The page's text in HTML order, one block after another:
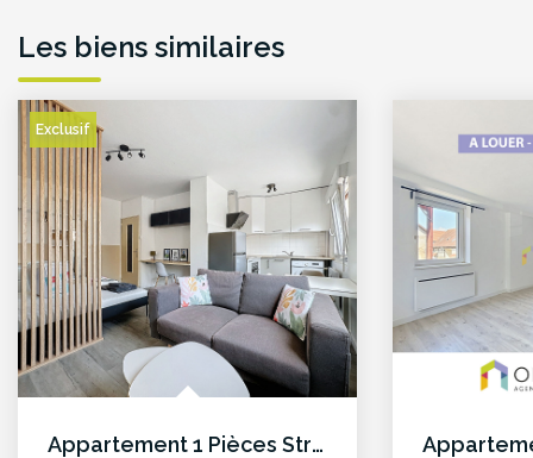
Les biens similaires
Exclusif
Appartement 1 Pièces Strasbourg